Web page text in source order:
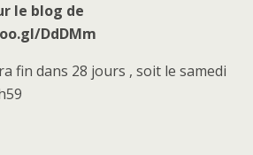
le blog de
DdDMm
fin dans 28 jours , soit le samedi